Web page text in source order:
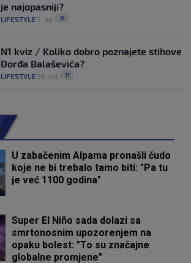
je najopasniji?
LIFESTYLE 1. lip. 0
N1 kviz / Koliko dobro poznajete stihove
Đorđa Balaševića?
LIFESTYLE 18. svi. 11
U zabačenim Alpama pronašli čudo
koje ne bi trebalo tamo biti: "Pa tu
je već 1100 godina"
Super El Niño sada dolazi sa
smrtonosnim upozorenjem na
opaku bolest: "To su značajne
globalne promjene"